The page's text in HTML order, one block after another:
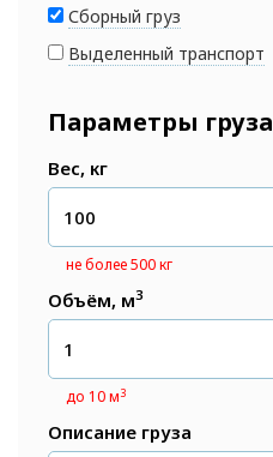
Сборный груз
Выделенный транспорт
Параметры груза
Вес, кг
не более 500 кг
Объём, м3
до 10 м3
Описание груза